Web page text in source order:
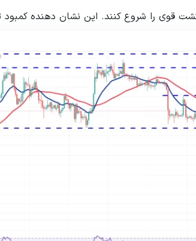
قوی را شروع کنند. این نشان دهنده